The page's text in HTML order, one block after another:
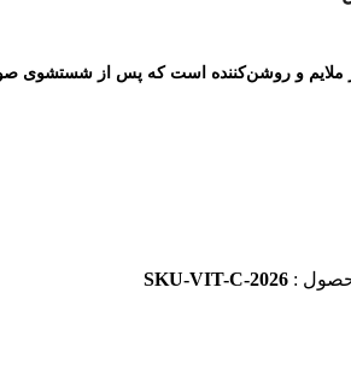
:
SKU-VIT-C-2026